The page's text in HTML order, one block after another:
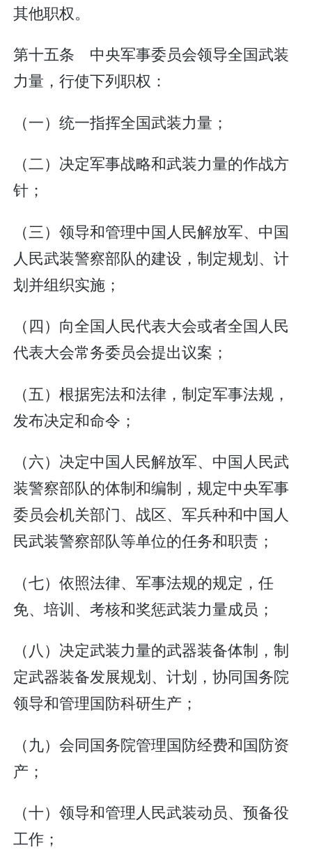
其他职权。
第十五条 中央军事委员会领导全国武装
力量，行使下列职权：
（一）统一指挥全国武装力量；
（二）决定军事战略和武装力量的作战方
针；
（三）领导和管理中国人民解放军、中国
人民武装警察部队的建设，制定规划、计
划并组织实施；
（四）向全国人民代表大会或者全国人民
代表大会常务委员会提出议案；
（五）根据宪法和法律，制定军事法规，
发布决定和命令；
（六）决定中国人民解放军、中国人民武
装警察部队的体制和编制，规定中央军事
委员会机关部门、战区、军兵种和中国人
民武装警察部队等单位的任务和职责；
（七）依照法律、军事法规的规定，任
免、培训、考核和奖惩武装力量成员；
（八）决定武装力量的武器装备体制，制
定武器装备发展规划、计划，协同国务院
领导和管理国防科研生产；
（九）会同国务院管理国防经费和国防资
产；
（十）领导和管理人民武装动员、预备役
工作；